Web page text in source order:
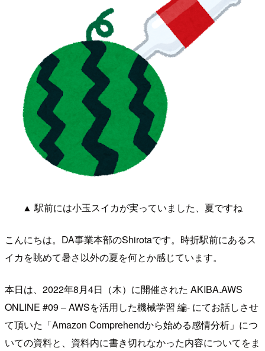
▲ 駅前には小玉スイカが実っていました、夏ですね
こんにちは。DA事業本部のShirotaです。時折駅前にあるス
イカを眺めて暑さ以外の夏を何とか感じています。
本日は、2022年8月4日（木）に開催された AKIBA.AWS
ONLINE #09 – AWSを活用した機械学習 編- にてお話しさせ
て頂いた「Amazon Comprehendから始める感情分析」につ
いての資料と、資料内に書き切れなかった内容についてをま